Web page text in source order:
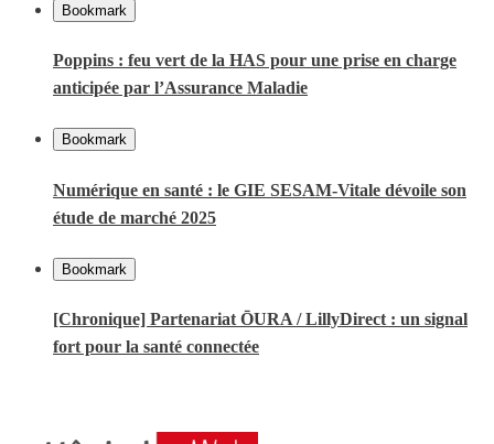
Bookmark
Poppins : feu vert de la HAS pour une prise en charge
anticipée par l’Assurance Maladie
Bookmark
Numérique en santé : le GIE SESAM-Vitale dévoile son
étude de marché 2025
Bookmark
[Chronique] Partenariat ŌURA / LillyDirect : un signal
fort pour la santé connectée